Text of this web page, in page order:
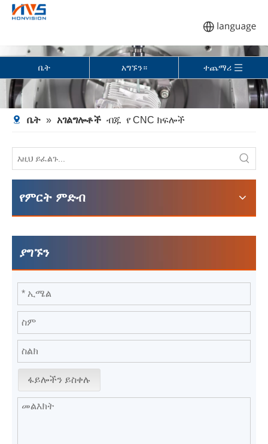
ቤት አግኙን። ተጨማሪ
ቤት » አገልግሎቶች ብጁ የ CNC ክፍሎች
የምርት ምድብ
ያግኙን
ፋይሎችን ይስቀሉ